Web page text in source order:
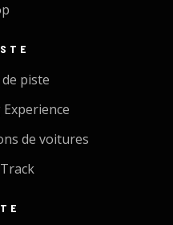
piste
de voitures